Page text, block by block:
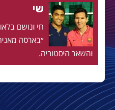
שי
״בארסה
והשאר היסטוריה.